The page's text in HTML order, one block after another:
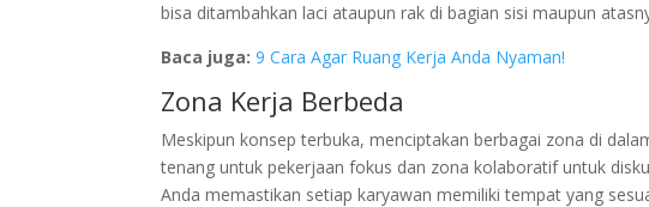
bisa ditambahkan laci ataupun rak di bagian sisi maupun
Baca juga: 9 Cara Agar Ruang Kerja Anda Nyaman!
Zona Kerja Berbeda
Meskipun konsep terbuka, menciptakan berbagai zona di
tenang untuk pekerjaan fokus dan zona kolaboratif untuk
Anda memastikan setiap karyawan memiliki tempat yang